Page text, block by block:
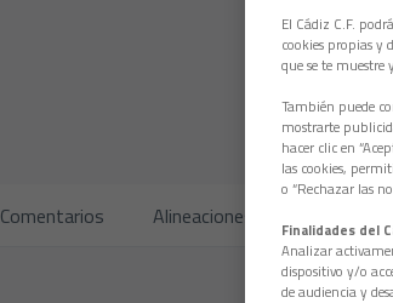
Comentarios Alineaciones
El Cádiz C.F.
cookies propias y
que se te
También puede
mostrarte
hacer clic en
las cookies,
o “Rechazar las no
Finalidades del
Analizar
dispositivo y/o
de audiencia y